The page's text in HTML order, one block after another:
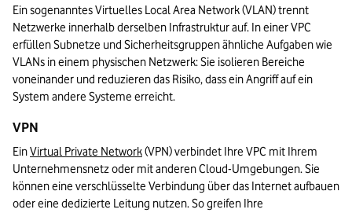
Ein sogenanntes Virtuelles Local Area Network (VLAN) trennt
Netzwerke innerhalb derselben Infrastruktur auf. In einer VPC
erfüllen Subnetze und Sicherheitsgruppen ähnliche Aufgaben wie
VLANs in einem physischen Netzwerk: Sie isolieren Bereiche
voneinander und reduzieren das Risiko, dass ein Angriff auf ein
System andere Systeme erreicht.
VPN
Ein Virtual Private Network (VPN) verbindet Ihre VPC mit Ihrem
Unternehmensnetz oder mit anderen Cloud-Umgebungen. Sie
können eine verschlüsselte Verbindung über das Internet aufbauen
oder eine dedizierte Leitung nutzen. So greifen Ihre